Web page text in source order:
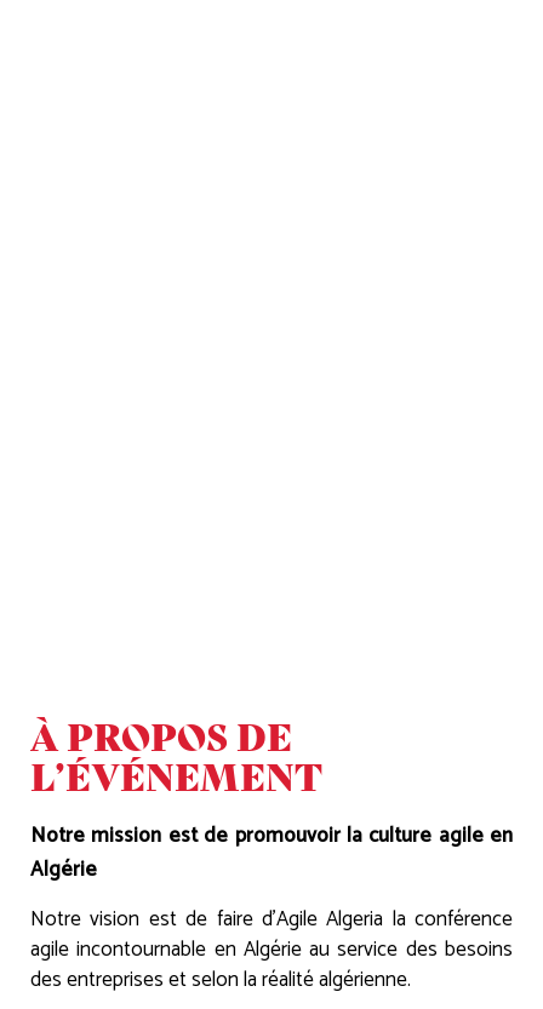
À PROPOS DE
L’ÉVÉNEMENT
Notre mission est de promouvoir la culture agile en
Algérie
Notre vision est de faire d’Agile Algeria la conférence
agile incontournable en Algérie au service des besoins
des entreprises et selon la réalité algérienne.